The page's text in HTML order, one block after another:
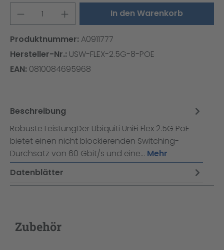
Produkt Anzahl: Gib denIn den Warenkorb
Produktnummer: A0911777
Hersteller-Nr.: USW-FLEX-2.5G-8-POE
EAN: 0810084695968
Beschreibung
Robuste LeistungDer Ubiquiti UniFi Flex 2.5G PoE
bietet einen nicht blockierenden Switching-
Durchsatz von 60 Gbit/s und eine… Mehr
Datenblätter
Zubehör